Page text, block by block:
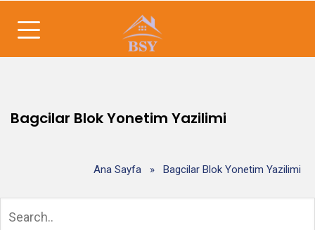
Bagcilar Blok Yonetim Yazilimi
Ana Sayfa » Bagcilar Blok Yonetim Yazilimi